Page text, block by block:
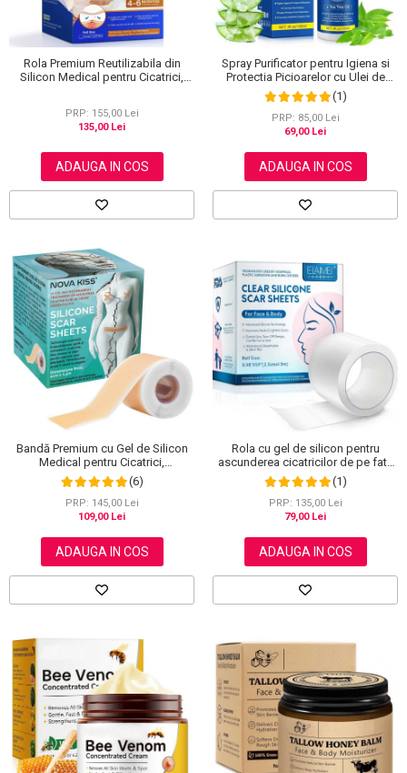
Rola Premium Reutilizabila din
Silicon Medical pentru Cicatrici,
PRP: 155,00 Lei
135,00 Lei
ADAUGA IN COS
Spray Purificator pentru Igiena si
Protectia Picioarelor cu Ulei de
Arbore de Ceai, 120 ml
(1)
PRP: 85,00 Lei
69,00 Lei
ADAUGA IN COS
Bandă Premium cu Gel de Silicon
Medical pentru Cicatrici,
Reutilizabilă, NOVA KISS®, 4 cm x
1.5 m
(6)
PRP: 145,00 Lei
109,00 Lei
ADAUGA IN COS
Rola cu gel de silicon pentru
ascunderea cicatricilor de pe fata
sau corp, plasture reutilizabil, 2.5
cm x 1.5 m, Elaimei
(1)
PRP: 135,00 Lei
79,00 Lei
ADAUGA IN COS